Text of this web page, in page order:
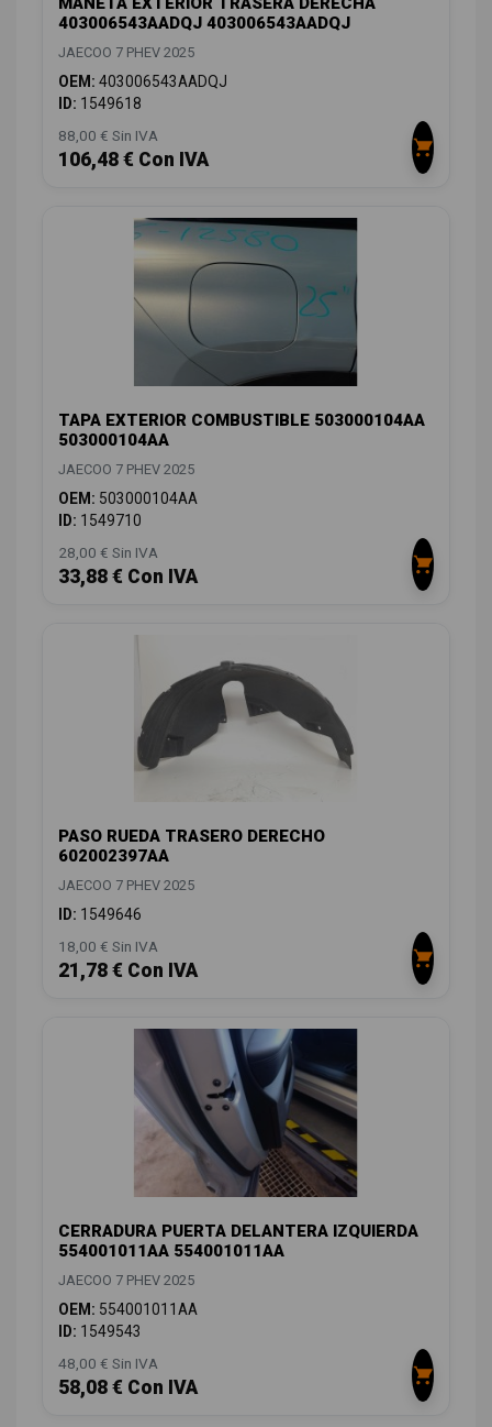
403006543AADQJ 403006543AADQJ
JAECOO 7 PHEV 2025
OEM: 403006543AADQJ
ID: 1549618
88,00 € Sin IVA
106,48 € Con IVA
TAPA EXTERIOR COMBUSTIBLE 503000104AA
503000104AA
JAECOO 7 PHEV 2025
OEM: 503000104AA
ID: 1549710
28,00 € Sin IVA
33,88 € Con IVA
PASO RUEDA TRASERO DERECHO
602002397AA
JAECOO 7 PHEV 2025
ID: 1549646
18,00 € Sin IVA
21,78 € Con IVA
CERRADURA PUERTA DELANTERA IZQUIERDA
554001011AA 554001011AA
JAECOO 7 PHEV 2025
OEM: 554001011AA
ID: 1549543
48,00 € Sin IVA
58,08 € Con IVA